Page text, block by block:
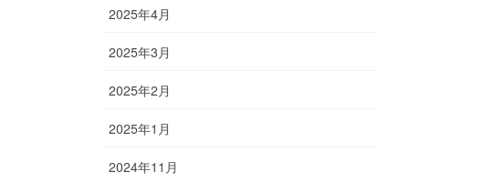
2025年4月
2025年3月
2025年2月
2025年1月
2024年11月